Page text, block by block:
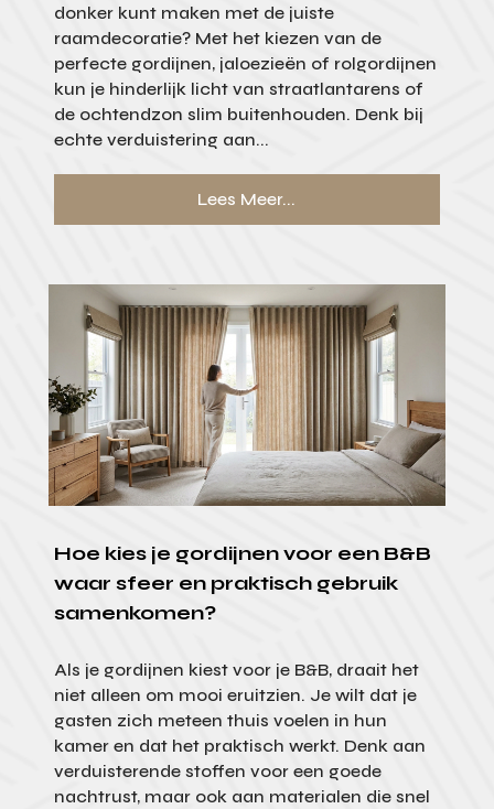
donker kunt maken met de juiste
raamdecoratie? Met het kiezen van de
perfecte gordijnen, jaloezieën of rolgordijnen
kun je hinderlijk licht van straatlantarens of
de ochtendzon slim buitenhouden. Denk bij
echte verduistering aan...
Lees Meer...
Hoe kies je gordijnen voor een B&B
waar sfeer en praktisch gebruik
samenkomen?
Als je gordijnen kiest voor je B&B, draait het
niet alleen om mooi eruitzien. Je wilt dat je
gasten zich meteen thuis voelen in hun
kamer en dat het praktisch werkt. Denk aan
verduisterende stoffen voor een goede
nachtrust, maar ook aan materialen die snel